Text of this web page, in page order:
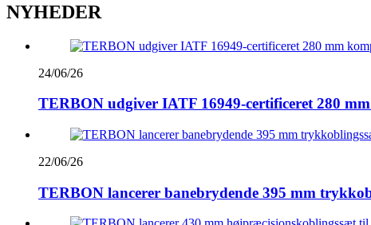
NYHEDER
24/06/26
TERBON udgiver IATF 16949-certificeret 280
22/06/26
TERBON lancerer banebrydende 395 mm